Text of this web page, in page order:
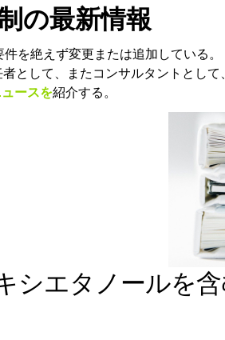
の最新情報
を絶えず変更または追加している
として、またコンサルタントとして
ースを紹介する。
シエタノールを